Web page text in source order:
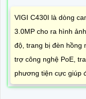
VIGI C430I là dòng
3.0MP cho ra hình
độ, trang bị đèn hồng
trợ công nghệ PoE,
phương tiện cực giúp